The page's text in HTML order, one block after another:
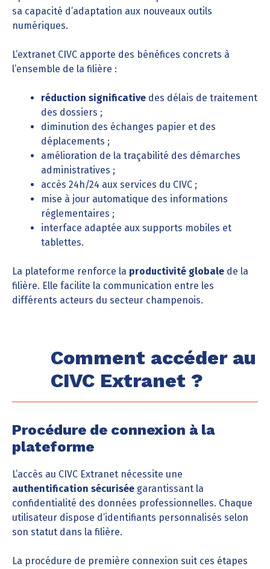
sa capacité d’adaptation aux nouveaux outils
numériques.
L’extranet CIVC apporte des bénéfices concrets à
l’ensemble de la filière :
réduction significative des délais de traitement
des dossiers ;
diminution des échanges papier et des
déplacements ;
amélioration de la traçabilité des démarches
administratives ;
accès 24h/24 aux services du CIVC ;
mise à jour automatique des informations
réglementaires ;
interface adaptée aux supports mobiles et
tablettes.
La plateforme renforce la productivité globale de la
filière. Elle facilite la communication entre les
différents acteurs du secteur champenois.
Comment accéder au
CIVC Extranet ?
Procédure de connexion à la
plateforme
L’accès au CIVC Extranet nécessite une
authentification sécurisée garantissant la
confidentialité des données professionnelles. Chaque
utilisateur dispose d’identifiants personnalisés selon
son statut dans la filière.
La procédure de première connexion suit ces étapes